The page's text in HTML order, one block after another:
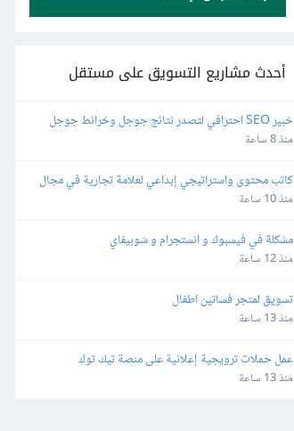
أحدث مشاريع التسويق على مستقل
خبير SEO احترافي لتصدر نتائج جوجل وخرائط جوجل
منذ 8 ساعة
التجارة الإلكترونية
منذ 10 ساعة
مشكلة في فيسبوك و انستجرام و شوبيفاي
منذ 12 ساعة
تسويق لمتجر فساتين اطفال
منذ 13 ساعة
عمل حملات ترويجية إعلانية على منصة تيك توك
منذ 13 ساعة